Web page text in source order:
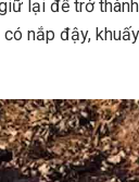
lại để trở
nắp đậy,